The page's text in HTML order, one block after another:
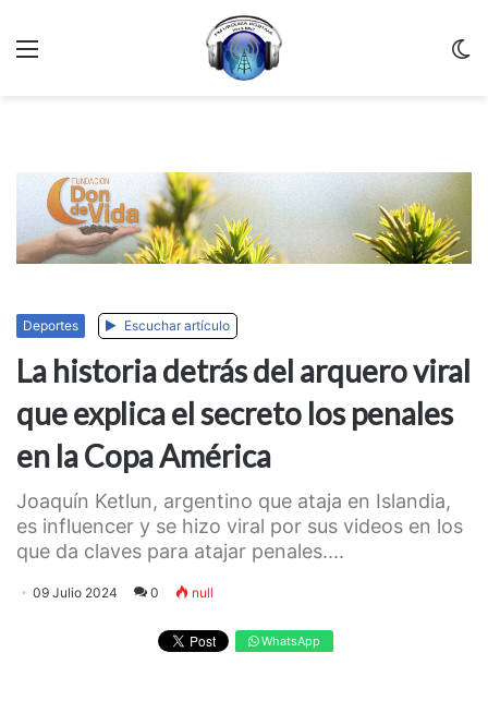
Deportes Escuchar artículo
La historia detrás del arquero viral
que explica el secreto los penales
en la Copa América
Joaquín Ketlun, argentino que ataja en Islandia,
es influencer y se hizo viral por sus videos en los
que da claves para atajar penales....
09 Julio 2024 0 null
WhatsApp